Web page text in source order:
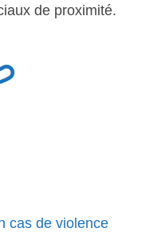
de proximité.
cas de violence